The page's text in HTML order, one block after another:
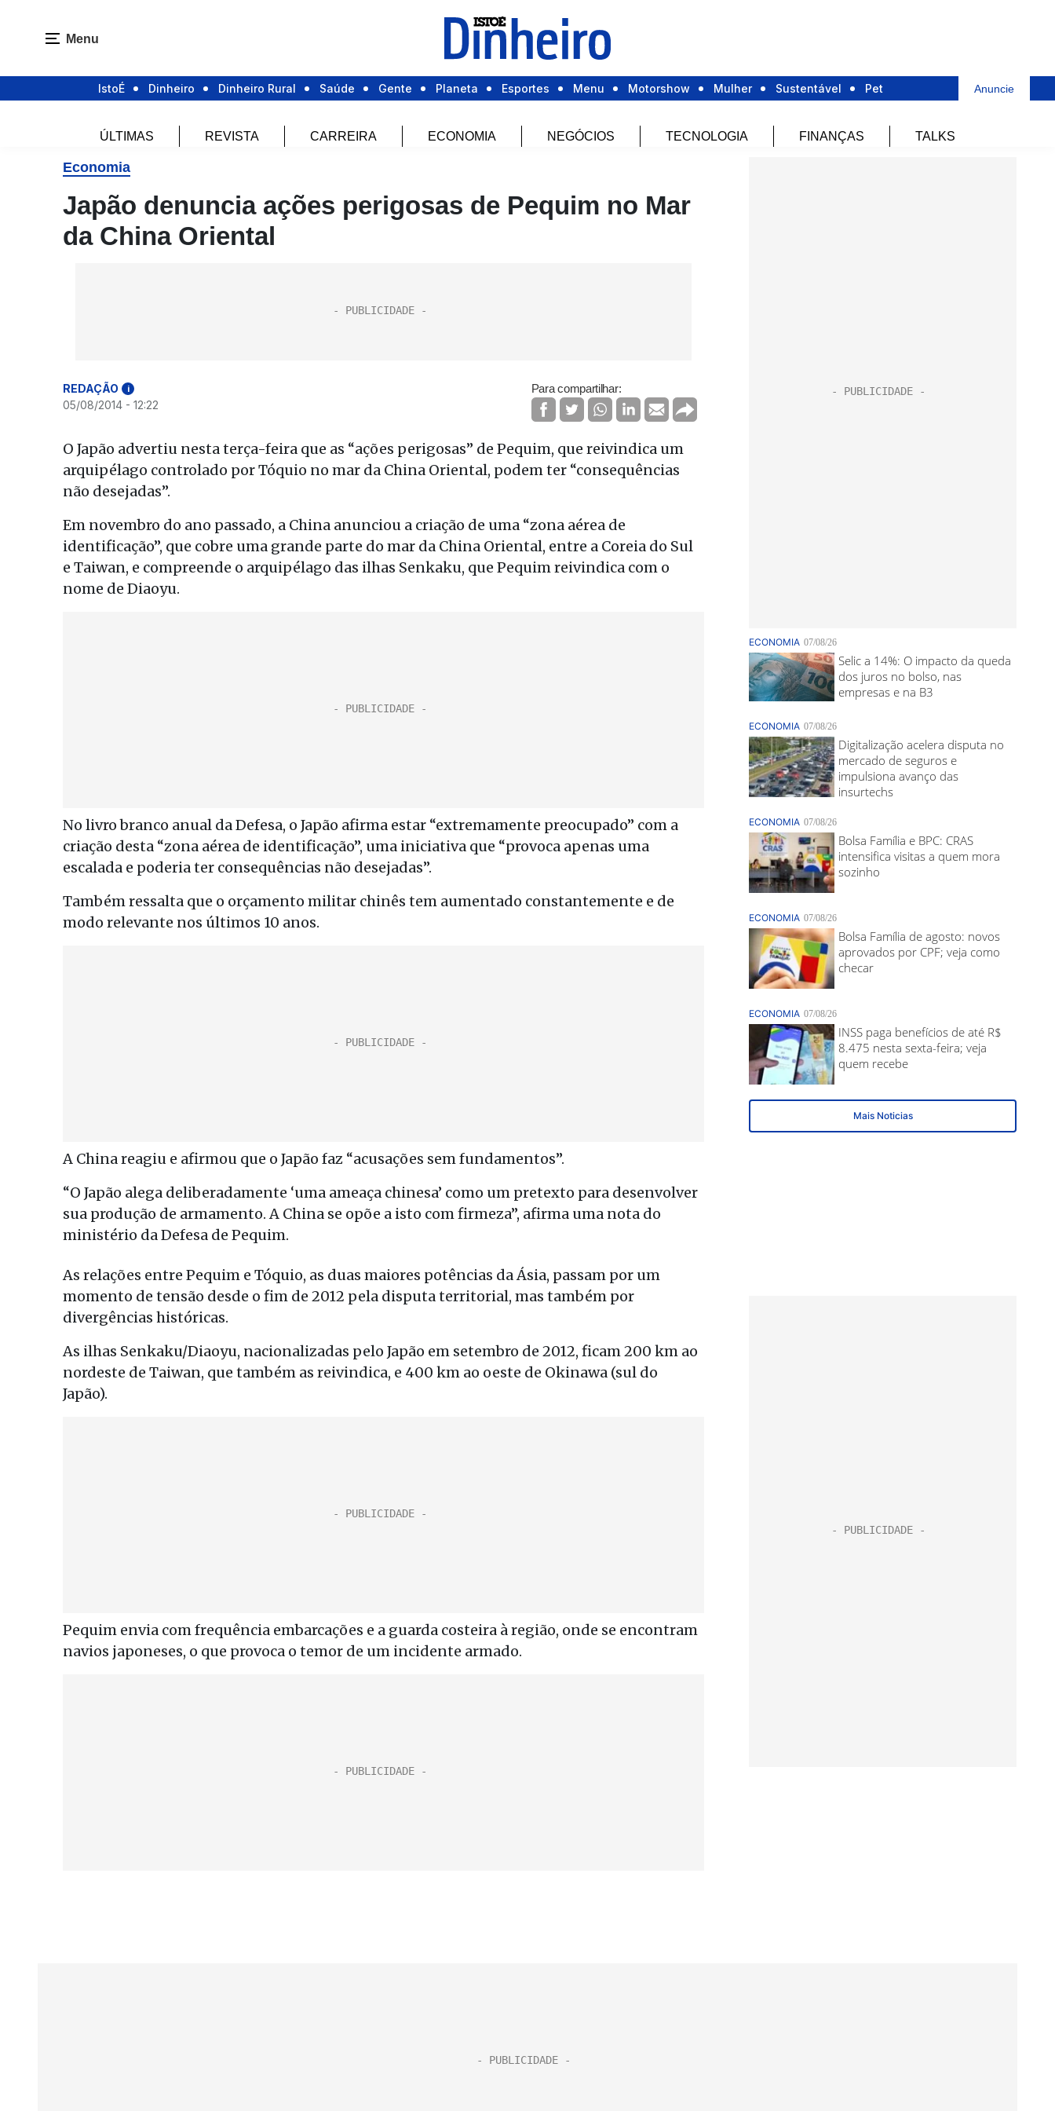
Menu
IstoÉ Dinheiro Dinheiro Rural Saúde Gente Planeta Esportes Menu Motorshow Mulher Sustentável Pet Anuncie
ÚLTIMAS REVISTA CARREIRA ECONOMIA NEGÓCIOS TECNOLOGIA FINANÇAS TALKS
Economia
Japão denuncia ações perigosas de Pequim no Mar
da China Oriental
REDAÇÃO i
05/08/2014 - 12:22
Para compartilhar:
O Japão advertiu nesta terça-feira que as “ações perigosas” de Pequim, que reivindica um
arquipélago controlado por Tóquio no mar da China Oriental, podem ter “consequências
não desejadas”.
Em novembro do ano passado, a China anunciou a criação de uma “zona aérea de
identificação”, que cobre uma grande parte do mar da China Oriental, entre a Coreia do Sul
e Taiwan, e compreende o arquipélago das ilhas Senkaku, que Pequim reivindica com o
nome de Diaoyu.
No livro branco anual da Defesa, o Japão afirma estar “extremamente preocupado” com a
criação desta “zona aérea de identificação”, uma iniciativa que “provoca apenas uma
escalada e poderia ter consequências não desejadas”.
Também ressalta que o orçamento militar chinês tem aumentado constantemente e de
modo relevante nos últimos 10 anos.
A China reagiu e afirmou que o Japão faz “acusações sem fundamentos”.
“O Japão alega deliberadamente ‘uma ameaça chinesa’ como um pretexto para desenvolver
sua produção de armamento. A China se opõe a isto com firmeza”, afirma uma nota do
ministério da Defesa de Pequim.
As relações entre Pequim e Tóquio, as duas maiores potências da Ásia, passam por um
momento de tensão desde o fim de 2012 pela disputa territorial, mas também por
divergências históricas.
As ilhas Senkaku/Diaoyu, nacionalizadas pelo Japão em setembro de 2012, ficam 200 km ao
nordeste de Taiwan, que também as reivindica, e 400 km ao oeste de Okinawa (sul do
Japão).
Pequim envia com frequência embarcações e a guarda costeira à região, onde se encontram
navios japoneses, o que provoca o temor de um incidente armado.